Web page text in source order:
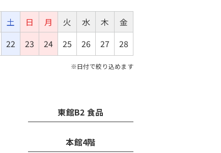
土 日 月 火 水 木
金
22 23 24 25 26 27 28
※日付で絞り込めます
東館B2 食品
本館4階